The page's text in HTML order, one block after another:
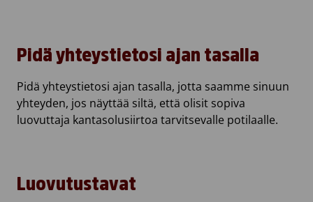
Pidä yhteystietosi ajan tasalla
Pidä yhteystietosi ajan tasalla, jotta saamme sinuun
yhteyden, jos näyttää siltä, että olisit sopiva
luovuttaja kantasolusiirtoa tarvitsevalle potilaalle.
Luovutustavat